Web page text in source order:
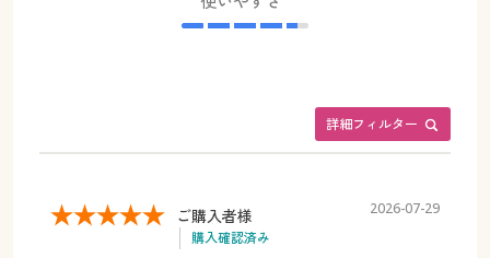
詳細フィルター
ご購入者様
購入確認済み
2026-07-29